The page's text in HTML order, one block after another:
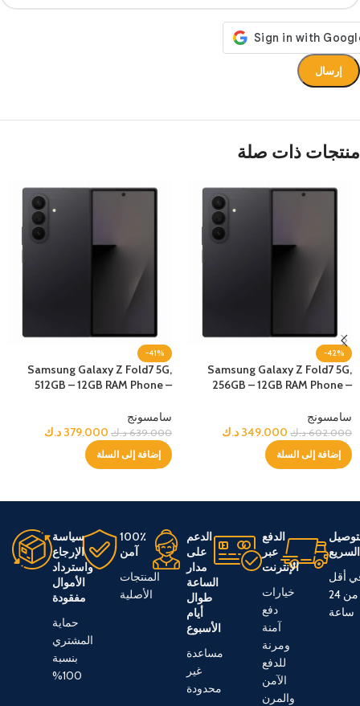
منتجات ذات صلة
-42%
Samsung Galaxy Z Fold7 5G,
256GB – 12GB RAM Phone –
سامسونج
602.000 د.ك 349.000 د.ك
إضافة إلى السلة
-41%
Samsung Galaxy Z Fold7 5G,
512GB – 12GB RAM Phone –
سامسونج
639.000 د.ك 379.000 د.ك
إضافة إلى السلة
السريع
أقل
من 24
ساعة
الدفع
عبر
الإنترنت
خيارات
دفع
آمنة
ومرنة
للدفع
الآمن
والمرن
الدعم
على
مدار
الساعة
طوال
أيام
الأسبوع
مساعدة
غير
محدودة
100٪
آمن
المنتجات
الأصلية
سياسة
الإرجاع
واسترداد
الأموال
مفقودة
حماية
المشتري
بنسبة
100%